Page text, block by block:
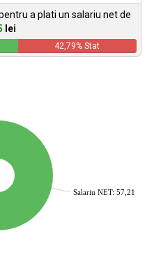
a plati un salariu net de
lei
42,79% Stat
Salariu NET: 57,21%